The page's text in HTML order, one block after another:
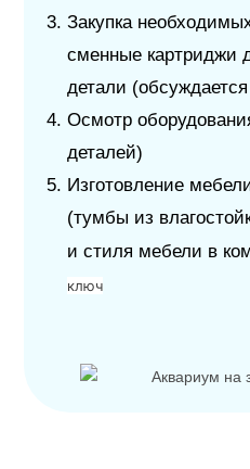
Закупка
сменные картриджи
детали
Осмотр
деталей)
Изготовление
(тумбы из
и стиля мебели в
ключ